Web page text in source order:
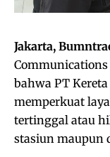
Jakarta,
bahwa PT
memperkuat
tertinggal atau
stasiun maupun